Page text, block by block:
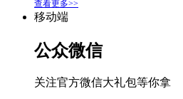
查看更多>>
移动端
公众微信
关注官方微信大礼包等你拿